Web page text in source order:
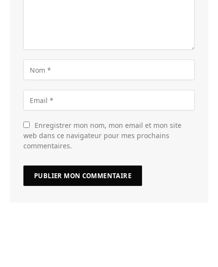
Enregistrer mon nom, mon email et mon site
web dans ce navigateur pour mes prochains
commentaires.